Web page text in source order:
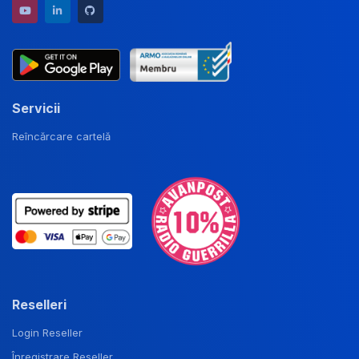
YouTube channel
LinkedIn profile
Servicii
Reîncărcare cartelă
Reselleri
Login Reseller